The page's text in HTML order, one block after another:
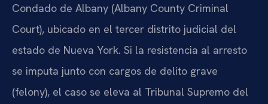
Condado de Albany (Albany County Criminal
Court), ubicado en el tercer distrito judicial del
estado de Nueva York. Si la resistencia al arresto
se imputa junto con cargos de delito grave
(felony), el caso se eleva al Tribunal Supremo del